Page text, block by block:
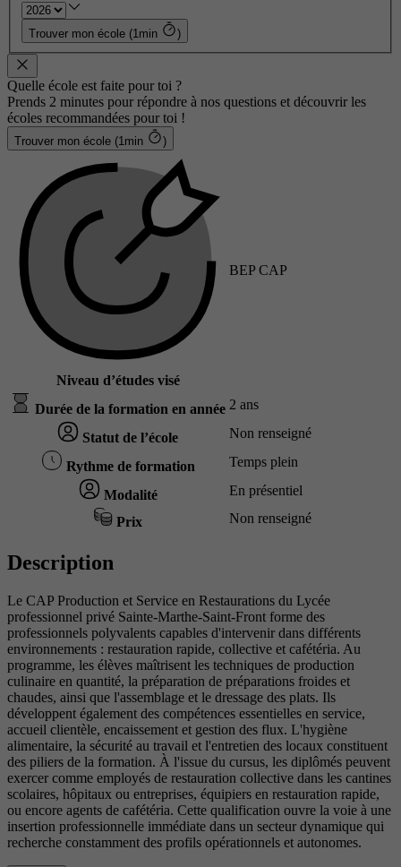
Trouver mon école (1min )
Quelle école est faite pour toi ?
Prends 2 minutes pour répondre à nos questions et découvrir les
écoles recommandées pour toi !
Trouver mon école (1min )
Niveau d’études visé
BEP CAP
Durée de la formation en année 2 ans
Statut de l’école Non renseigné
Rythme de formation Temps plein
Modalité En présentiel
Prix Non renseigné
Description
Le CAP Production et Service en Restaurations du Lycée
professionnel privé Sainte-Marthe-Saint-Front forme des
professionnels polyvalents capables d'intervenir dans différents
environnements : restauration rapide, collective et cafétéria. Au
programme, les élèves maîtrisent les techniques de production
culinaire en quantité, la préparation de préparations froides et
chaudes, ainsi que l'assemblage et le dressage des plats. Ils
développent également des compétences essentielles en service,
accueil clientèle, encaissement et gestion des flux. L'hygiène
alimentaire, la sécurité au travail et l'entretien des locaux constituent
des piliers de la formation. À l'issue du cursus, les diplômés peuvent
exercer comme employés de restauration collective dans les cantines
scolaires, hôpitaux ou entreprises, équipiers en restauration rapide,
ou encore agents de cafétéria. Cette qualification ouvre la voie à une
insertion professionnelle immédiate dans un secteur dynamique qui
recherche constamment des profils opérationnels et autonomes.